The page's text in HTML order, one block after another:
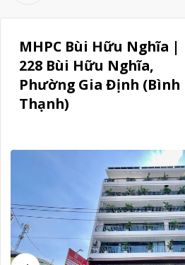
MHPC Bùi Hữu Nghĩa |
228 Bùi Hữu Nghĩa,
Phường Gia Định (Bình
Thạnh)